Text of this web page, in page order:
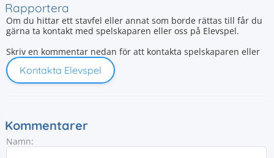
Rapportera
Om du hittar ett stavfel eller annat som borde rättas till får du
gärna ta kontakt med spelskaparen eller oss på Elevspel.
Skriv en kommentar nedan för att kontakta spelskaparen eller
Kontakta Elevspel
Kommentarer
Namn: